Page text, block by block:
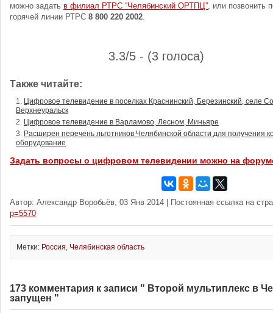
можно задать в филиал РТРС “Челябинский ОРТПЦ”, или позвонить
горячей линии РТРС 8 800 220 2002.
3.3/5 - (3 голоса)
Также читайте:
Цифровое телевидение в поселках Краснинский, Березинский, селе
Верхнеуральск
Цифровое телевидение в Варламово, Лесном, Миньяре
Расширен перечень льготников Челябинской области для получения
оборудование
Задать вопросы о цифровом телевидении можно на
Автор: Александр Воробьёв, 03 Янв 2014 | Постоянная ссылка на
p=5570
Метки: Россия, Челябинская область
173 комментария к записи " Второй мультиплекс в
запущен "